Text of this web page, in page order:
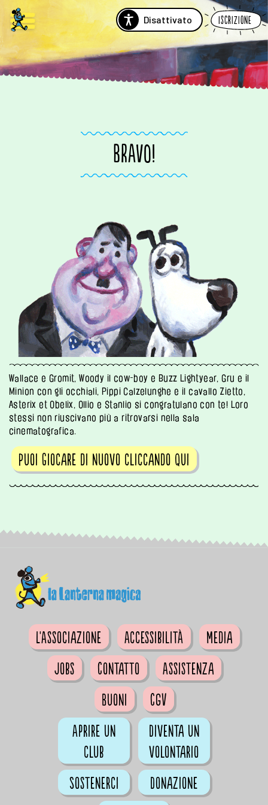
Disattivato Iscrizione
BRAVO!
Wallace e Gromit, Woody il cow-boy e Buzz Lightyear, Gru e il
Minion con gli occhiali, Pippi Calzelunghe e il cavallo Zietto,
Asterix et Obelix, Ollio e Stanlio si congratulano con te! Loro
stessi non riuscivano più a ritrovarsi nella sala
cinematografica.
Puoi giocare di nuovo cliccando qui
L'Associazione Accessibilità
Media
Jobs
Contatto
Assistenza
Buoni
CGV
Aprire un
club
Diventa un
volontario
Sostenerci
Donazione